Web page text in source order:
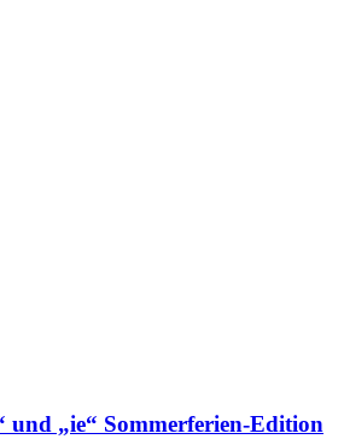
und „ie“ Sommerferien-Edition